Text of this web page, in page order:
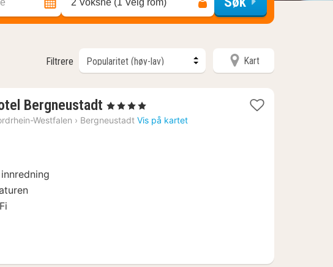
2 Voksne (1 Velg rom)
Filtrere Kart
Bergneustadt 1
natt
, 4 Stjerner
Westfalen › Bergneustadt Vis på kartet